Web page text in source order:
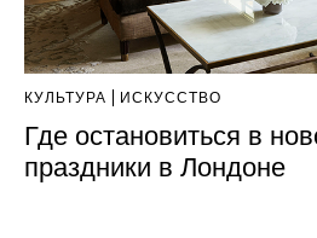
КУЛЬТУРА ИСКУССТВО
Где остановиться в
праздники в Лондоне